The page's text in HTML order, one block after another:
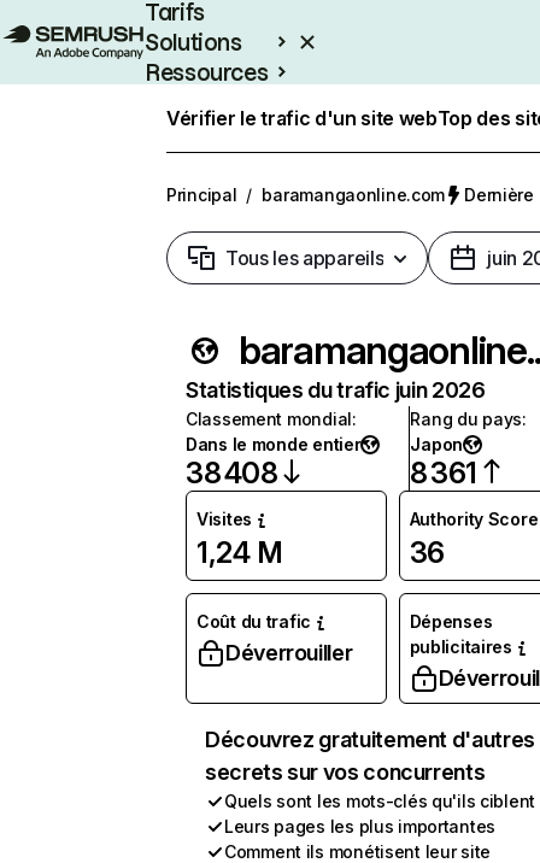
Tarifs
Solutions
Ressources
Vérifier le trafic d'un site webTop des
Principal / baramangaonline.com Dernière
Tous les appareils juin
Statistiques du trafic juin 2026
Classement mondial:
Dans le monde entier
38 408
Rang du pays:
Japon
8 361
Visites
1,24 M
Authority Score
36
Coût du trafic
Déverrouiller
Dépenses
publicitaires
Découvrez gratuitement d'autres
secrets sur vos concurrents
Quels sont les mots-clés qu'ils ciblent
Leurs pages les plus importantes
Comment ils monétisent leur site